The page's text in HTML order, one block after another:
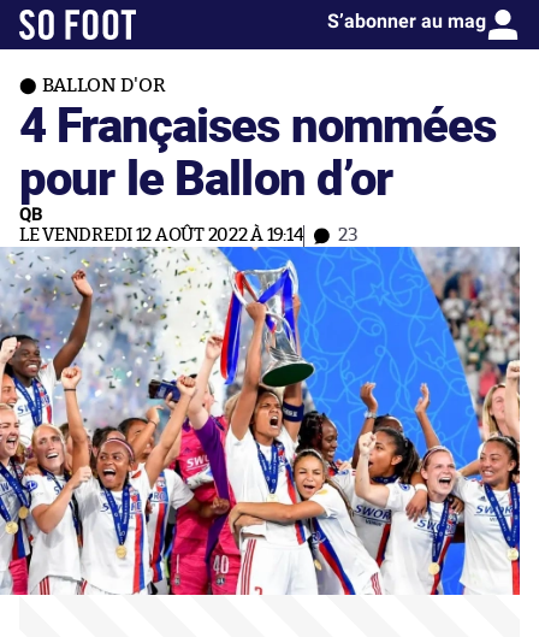
S’abonner au mag
BALLON D'OR
4 Françaises nommées
pour le Ballon d’or
QB
LE VENDREDI 12 AOÛT 2022 À 19:14 23